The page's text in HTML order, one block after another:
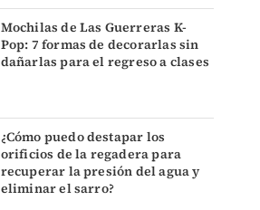
Mochilas de Las Guerreras K-
Pop: 7 formas de decorarlas sin
dañarlas para el regreso a clases
¿Cómo puedo destapar los
orificios de la regadera para
recuperar la presión del agua y
eliminar el sarro?